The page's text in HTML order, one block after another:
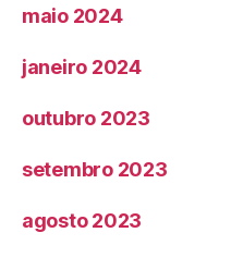
maio 2024
janeiro 2024
outubro 2023
setembro 2023
agosto 2023